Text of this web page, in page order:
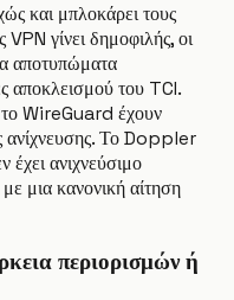
και μπλοκάρει τους
γίνει δημοφιλής, οι
αποτυπώματα
αποκλεισμού του TCI.
WireGuard έχουν
ανίχνευσης. Το Doppler
ανιχνεύσιμο
μια κανονική αίτηση
περιορισμών ή